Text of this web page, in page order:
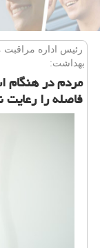
رئیس اداره مراقبت
بهداشت:
مردم در هنگام
فاصله را رعایت